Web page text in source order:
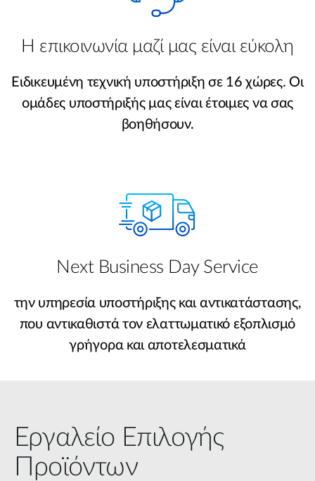
Η επικοινωνία μαζί μας είναι εύκολη
Ειδικευμένη τεχνική υποστήριξη σε 16 χώρες. Οι
ομάδες υποστήριξής μας είναι έτοιμες να σας
βοηθήσουν.
Next Business Day Service
την υπηρεσία υποστήριξης και αντικατάστασης,
που αντικαθιστά τον ελαττωματικό εξοπλισμό
γρήγορα και αποτελεσματικά
Εργαλείο Επιλογής
Προϊόντων